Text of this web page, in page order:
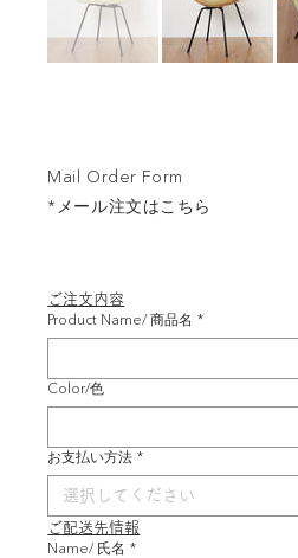
ご注文内容
Product Name/ 商品名 *
Color/色
お支払い方法 *
選択してください
ご配送先情報
Name/ 氏名 *
Mail Order Form
*メール注文はこちら